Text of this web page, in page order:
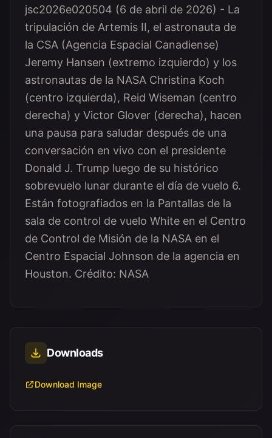
jsc2026e020504 (6 de abril de 2026) - La
tripulación de Artemis II, el astronauta de
la CSA (Agencia Espacial Canadiense)
Jeremy Hansen (extremo izquierdo) y los
astronautas de la NASA Christina Koch
(centro izquierda), Reid Wiseman (centro
derecha) y Victor Glover (derecha), hacen
una pausa para saludar después de una
conversación en vivo con el presidente
Donald J. Trump luego de su histórico
sobrevuelo lunar durante el día de vuelo 6.
Están fotografiados en la Pantallas de la
sala de control de vuelo White en el Centro
de Control de Misión de la NASA en el
Centro Espacial Johnson de la agencia en
Houston. Crédito: NASA
Downloads
Download Image